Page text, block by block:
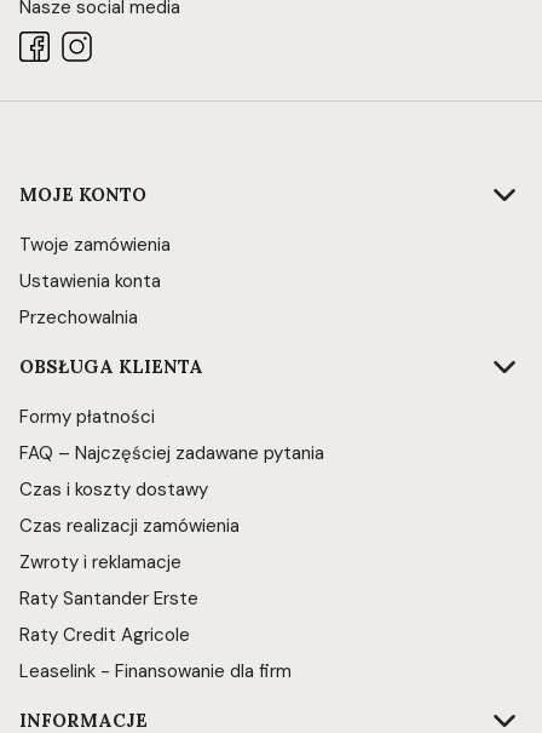
Nasze social media
Linki w stopce
MOJE KONTO
Twoje zamówienia
Ustawienia konta
Przechowalnia
OBSŁUGA KLIENTA
Formy płatności
FAQ – Najczęściej zadawane pytania
Czas i koszty dostawy
Czas realizacji zamówienia
Zwroty i reklamacje
Raty Santander Erste
Raty Credit Agricole
Leaselink - Finansowanie dla firm
INFORMACJE